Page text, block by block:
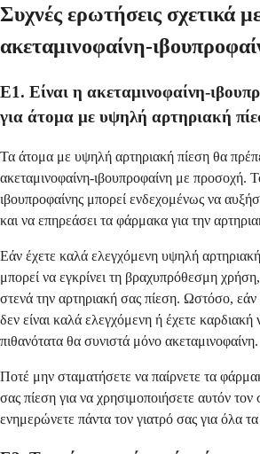
Συχνές ερωτήσεις σχετικά
ακεταμινοφαίνη-
Ε1. Είναι η ακεταμινοφαίνη-
για άτομα με υψηλή αρτηριακή
Τα άτομα με υψηλή αρτηριακή πίεση θα
ακεταμινοφαίνη-ιβουπροφαίνη με προσοχή.
ιβουπροφαίνης μπορεί ενδεχομένως να
και να επηρεάσει τα φάρμακα για την
Εάν έχετε καλά ελεγχόμενη υψηλή
μπορεί να εγκρίνει τη βραχυπρόθεσμη
στενά την αρτηριακή σας πίεση. Ωστόσο,
δεν είναι καλά ελεγχόμενη ή έχετε καρδιακή
πιθανότατα θα συνιστά μόνο ακεταμινοφαίνη.
Ποτέ μην σταματήσετε να παίρνετε τα
σας πίεση για να χρησιμοποιήσετε αυτόν
ενημερώνετε πάντα τον γιατρό σας για όλα